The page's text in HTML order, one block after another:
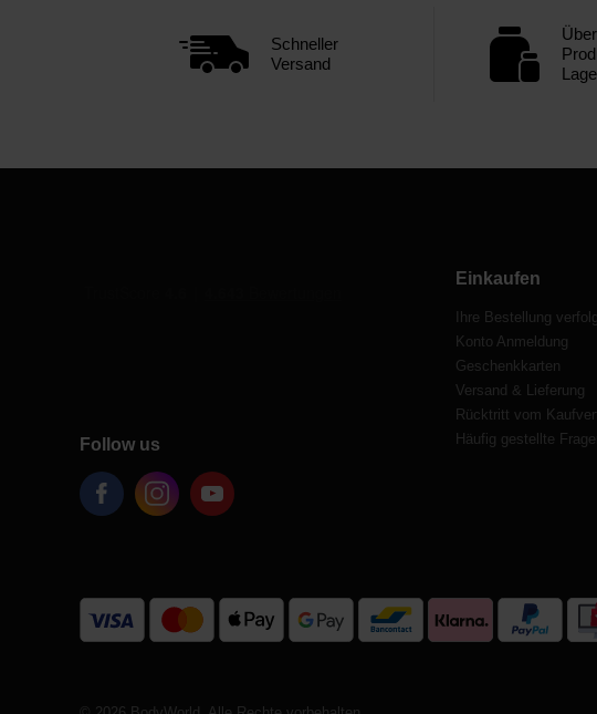
Schneller
Versand
Follow us
Einkaufen
Ihre Bestellung
Konto Anmeldung
Geschenkkarten
Versand & Lieferung
Rücktritt vom
Häufig gestellte